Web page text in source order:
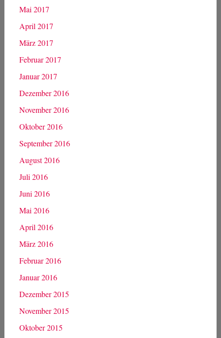
Mai 2017
April 2017
März 2017
Februar 2017
Januar 2017
Dezember 2016
November 2016
Oktober 2016
September 2016
August 2016
Juli 2016
Juni 2016
Mai 2016
April 2016
März 2016
Februar 2016
Januar 2016
Dezember 2015
November 2015
Oktober 2015